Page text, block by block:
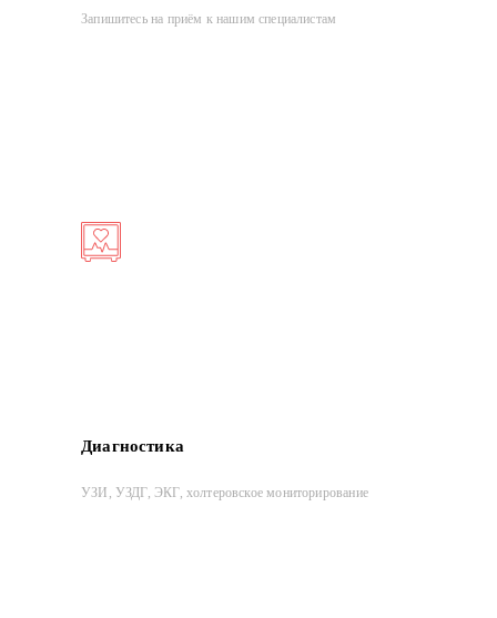
Запишитесь на приём к нашим специалистам
Диагностика
УЗИ, УЗДГ, ЭКГ, холтеровское мониторирование